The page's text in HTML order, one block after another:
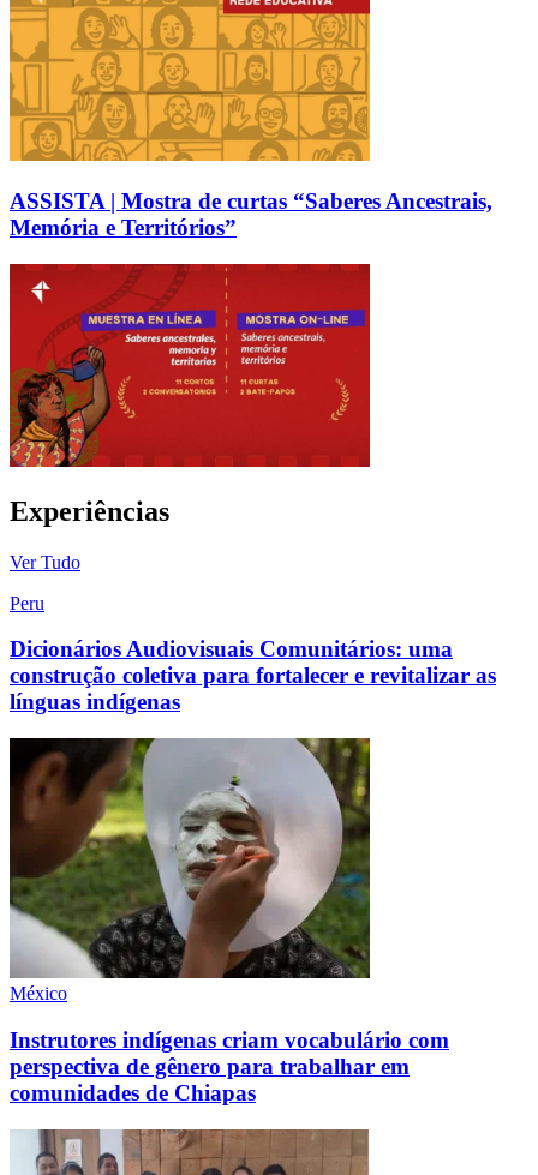
ASSISTA | Mostra de curtas “Saberes Ancestrais,
Memória e Territórios”
Experiências
Ver Tudo
Peru
Dicionários Audiovisuais Comunitários: uma
construção coletiva para fortalecer e revitalizar as
línguas indígenas
México
Instrutores indígenas criam vocabulário com
perspectiva de gênero para trabalhar em
comunidades de Chiapas